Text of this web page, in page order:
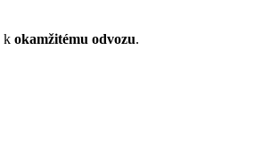
k okamžitému odvozu.